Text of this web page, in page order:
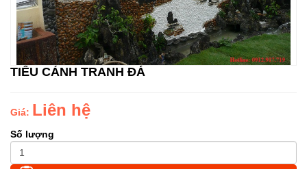
TIỂU CẢNH TRANH ĐÁ
Giá: Liên hệ
Số lượng